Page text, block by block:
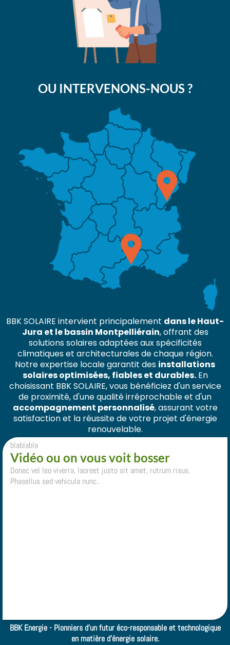
OU INTERVENONS-NOUS ?
BBK SOLAIRE intervient principalement dans le Haut-
Jura et le bassin Montpelliérain, offrant des
solutions solaires adaptées aux spécificités
climatiques et architecturales de chaque région.
Notre expertise locale garantit des installations
solaires optimisées, fiables et durables.En
choisissant BBK SOLAIRE, vous bénéficiez d'un service
de proximité, d'une qualité irréprochable et d'un
accompagnement personnalisé, assurant votre
satisfaction et la réussite de votre projet d'énergie
renouvelable.
blablabla
Vidéo ou on vous voit bosser
Donec vel leo viverra, laoreet justo sit amet, rutrum risus.
Phasellus sed vehicula nunc..
BBK Energie - Pionniers d'un futur éco-responsable et technologique
en matière d'énergie solaire.